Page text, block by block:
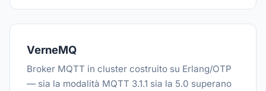
VerneMQ
Broker MQTT in cluster costruito su Erlang/OTP
— sia la modalità MQTT 3.1.1 sia la 5.0 superano